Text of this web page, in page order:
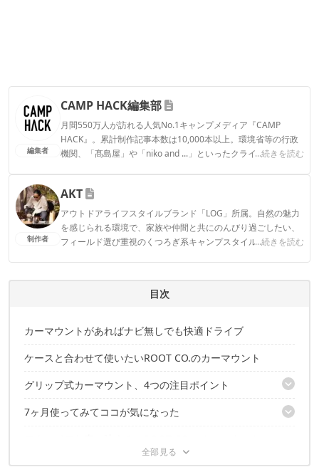
編集者
CAMP HACK編集部
月間550万人が訪れる人気No.1キャンプメディア『CAMP
HACK』。累計制作記事本数は10,000本以上。環境省等の行政
機関、「髙島屋」や「niko and ...」といったクライアントとの
...続きを読む
CAMP HACK編集部のプロフィール
制作者
AKT
アウトドアライフスタイルブランド「LOG」所属。自然の魅力
を感じられる環境で、家族や仲間と共にのんびり過ごしたい、
フィールド選び重視のくつろぎ系キャンプスタイル。のんびり
...続きを読む
目次
カーマウントがあればナビ無しでも快適ドライブ
ケースと合わせて使いたいROOT CO.のカーマウント
グリップ式カーマウント、4つの注目ポイント
その1. 工具不要で簡単取り付け
その3. ケーブルを巻き付けて収納できる
その4. 移動して助手席にも使える
7ヶ月使ってみてココが気になった
強く触るとマウントが外れる時がある